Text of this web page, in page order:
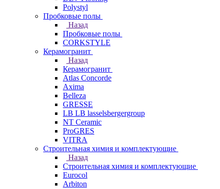
Polystyl
Пробковые полы
Назад
Пробковые полы
CORKSTYLE
Керамогранит
Назад
Керамогранит
Atlas Concorde
Axima
Belleza
GRESSE
LB LB lasselsbergergroup
NT Ceramic
ProGRES
VITRA
Строительная химия и комплектующие
Назад
Строительная химия и комплектующие
Eurocol
Arbiton